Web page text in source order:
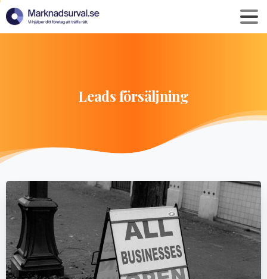
Leadsförsäljning